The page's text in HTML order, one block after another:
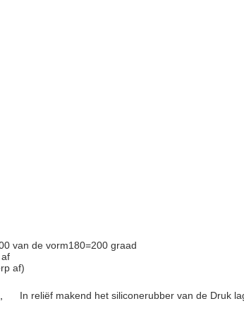
van de vorm180=200 graad
af)
In reliëf makend het siliconerubber van de Druk